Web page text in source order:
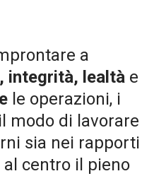
a
integrità, lealtà e
le operazioni, i
modo di lavorare
sia nei rapporti
centro il pieno